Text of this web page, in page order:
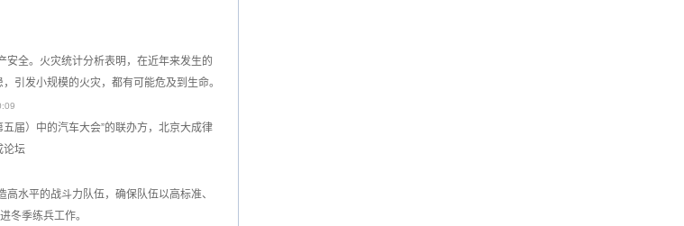
全。火灾统计分析表明，在近年来发生的
引发小规模的火灾，都有可能危及到生命。
届）中的汽车大会”的联办方，北京大成律
论坛
水平的战斗力队伍，确保队伍以高标准、
冬季练兵工作。